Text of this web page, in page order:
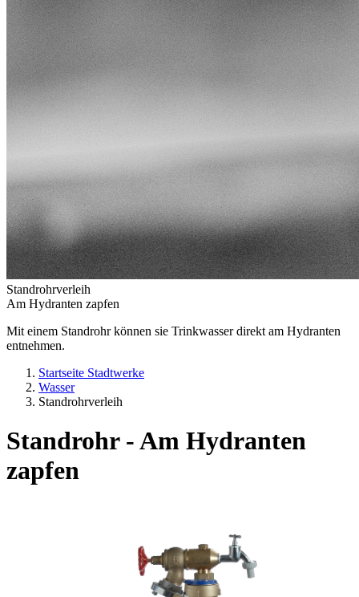
Standrohrverleih
Am Hydranten zapfen
Mit einem Standrohr können sie Trinkwasser direkt am Hydranten
entnehmen.
Startseite Stadtwerke
Wasser
Standrohrverleih
Standrohr - Am Hydranten
zapfen